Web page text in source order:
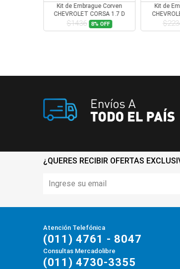
Kit de Embrague Corven
CHEVROLET CORSA 1.7 D
1995-1999
$1436 8% OFF
Kit de
¿QUERES RECIBIR OFERTAS
Atención Telefónica
(011) 4761 - 8047
Consultas Mercadolibre
(011) 4730-3355